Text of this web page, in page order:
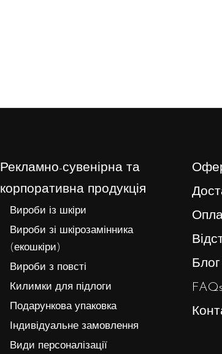
Рекламно-сувенірна та
корпоративна продукція
Вироби із шкіри
Вироби зі шкірозамінника
(екошкіри)
Вироби з повсті
Килимки для підлоги
Подарункова упаковка
Індивідуальне замовлення
Види персоналізації
Блог
FAQs